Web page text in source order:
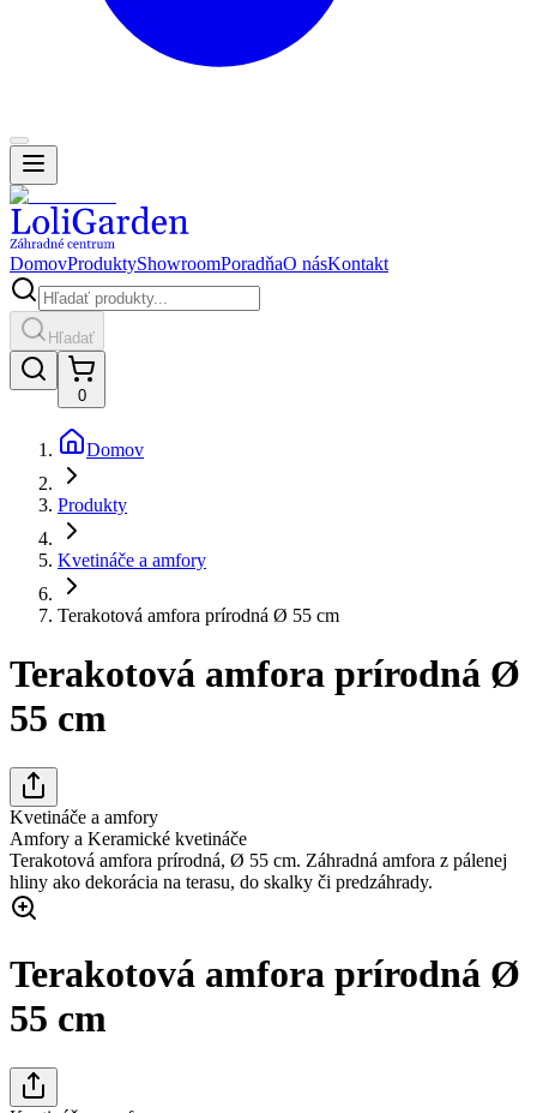
DomovProduktyShowroomPoradňaO násKontakt
Hľadať
0
Domov
Produkty
Kvetináče a amfory
Terakotová amfora prírodná Ø 55 cm
Terakotová amfora prírodná Ø
55 cm
Kvetináče a amfory
Amfory a Keramické kvetináče
Terakotová amfora prírodná, Ø 55 cm. Záhradná amfora z pálenej
hliny ako dekorácia na terasu, do skalky či predzáhrady.
Terakotová amfora prírodná Ø
55 cm